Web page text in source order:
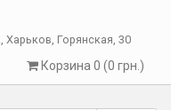
, Харьков, Горянская, 30
Корзина 0 (0 грн.)